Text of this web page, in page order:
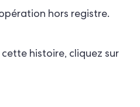
hors registre.
cette histoire, cliquez sur